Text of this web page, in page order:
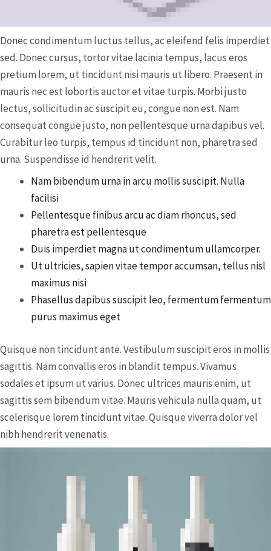
Donec condimentum luctus tellus, ac eleifend felis imperdiet
sed. Donec cursus, tortor vitae lacinia tempus, lacus eros
pretium lorem, ut tincidunt nisi mauris ut libero. Praesent in
mauris nec est lobortis auctor et vitae turpis. Morbi justo
lectus, sollicitudin ac suscipit eu, congue non est. Nam
consequat congue justo, non pellentesque urna dapibus vel.
Curabitur leo turpis, tempus id tincidunt non, pharetra sed
urna. Suspendisse id hendrerit velit.
Nam bibendum urna in arcu mollis suscipit. Nulla
facilisi
Pellentesque finibus arcu ac diam rhoncus, sed
pharetra est pellentesque
Duis imperdiet magna ut condimentum ullamcorper.
Ut ultricies, sapien vitae tempor accumsan, tellus nisl
maximus nisi
Phasellus dapibus suscipit leo, fermentum fermentum
purus maximus eget
Quisque non tincidunt ante. Vestibulum suscipit eros in mollis
sagittis. Nam convallis eros in blandit tempus. Vivamus
sodales et ipsum ut varius. Donec ultrices mauris enim, ut
sagittis sem bibendum vitae. Mauris vehicula nulla quam, ut
scelerisque lorem tincidunt vitae. Quisque viverra dolor vel
nibh hendrerit venenatis.